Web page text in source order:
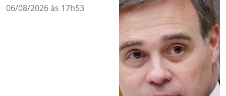
06/08/2026 às 17h53